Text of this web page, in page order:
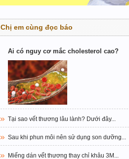
Chị em cùng đọc báo
Ai có nguy cơ mắc cholesterol cao?
Tại sao vết thương lâu lành? Dưới đây...
Sau khi phun môi nên sử dụng son dưỡng...
Miếng dán vết thương thay chỉ khâu 3M...